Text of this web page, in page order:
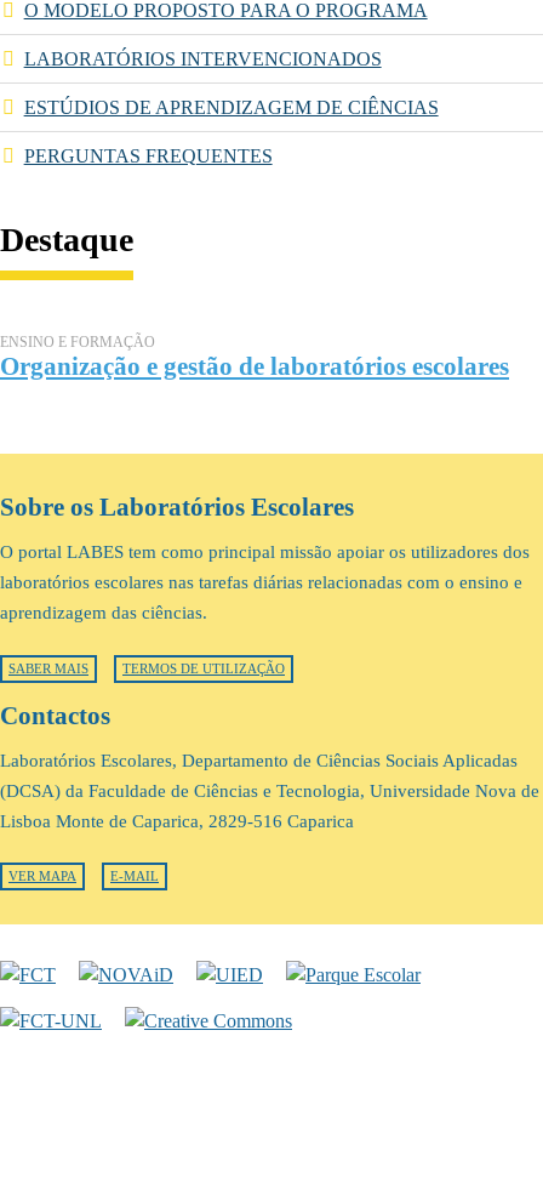
O MODELO PROPOSTO PARA O PROGRAMA
LABORATÓRIOS INTERVENCIONADOS
ESTÚDIOS DE APRENDIZAGEM DE CIÊNCIAS
PERGUNTAS FREQUENTES
Destaque
ENSINO E FORMAÇÃO
Organização e gestão de laboratórios escolares
Sobre os Laboratórios Escolares
O portal LABES tem como principal missão apoiar os utilizadores dos
laboratórios escolares nas tarefas diárias relacionadas com o ensino e
aprendizagem das ciências.
SABER MAIS TERMOS DE UTILIZAÇÃO
Contactos
Laboratórios Escolares, Departamento de Ciências Sociais Aplicadas
(DCSA) da Faculdade de Ciências e Tecnologia, Universidade Nova de
Lisboa Monte de Caparica, 2829-516 Caparica
VER MAPA E-MAIL